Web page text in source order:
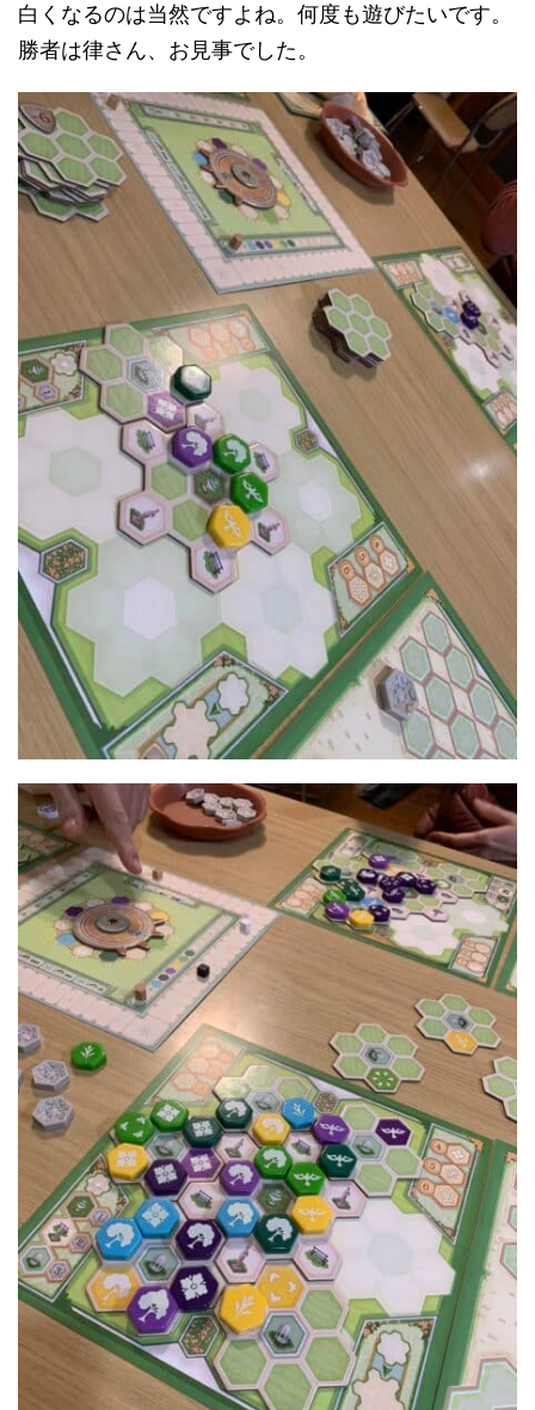
白くなるのは当然ですよね。何度も遊びたいです。
勝者は律さん、お見事でした。